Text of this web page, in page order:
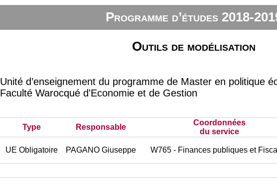
Programme d’études 2018-
Outils de modélisation
Unité d’enseignement du programme de Master en politique
Faculté Warocqué d'Economie et de Gestion
Type Responsable
Coordonnées
du service
UE Obligatoire PAGANO Giuseppe W765 - Finances publiques et